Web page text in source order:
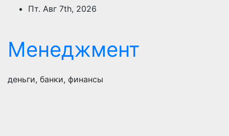
ПерейтиПт. Авг 7th, 2026
Менеджмент
деньги, банки, финансы